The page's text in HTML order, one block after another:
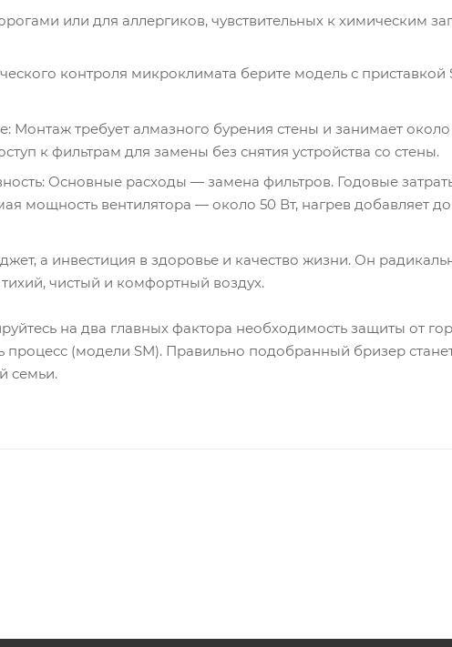
или для аллергиков, чувствительных к химическим
контроля микроклимата берите модель с приставкой
Монтаж требует алмазного бурения стены и занимает
к фильтрам для замены без снятия устройства со стены.
Основные расходы — замена фильтров. Годовые
мощность вентилятора — около 50 Вт, нагрев добавляет до
а инвестиция в здоровье и качество жизни. Он
чистый и комфортный воздух.
на два главных фактора необходимость защиты от
процесс (модели SM). Правильно подобранный бризер
семьи.